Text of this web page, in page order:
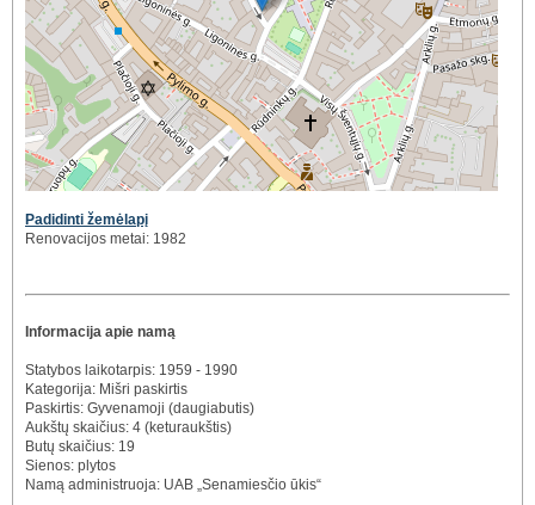
Padidinti žemėlapį
Renovacijos metai: 1982
Informacija apie namą
Statybos laikotarpis: 1959 - 1990
Kategorija: Mišri paskirtis
Paskirtis: Gyvenamoji (daugiabutis)
Aukštų skaičius: 4 (keturaukštis)
Butų skaičius: 19
Sienos: plytos
Namą administruoja: UAB „Senamiesčio ūkis“